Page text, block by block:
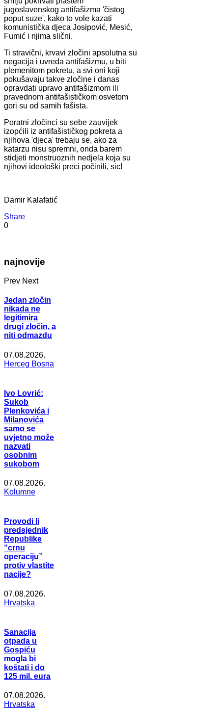
jugoslavenskog antifašizma 'čistog
poput suze', kako to vole kazati
komunistička djeca Josipović, Mesić,
Fumić i njima slični.
Ti stravični, krvavi zločini apsolutna su
negacija i uvreda antifašizmu, u biti
plemenitom pokretu, a svi oni koji
pokušavaju takve zločine i danas
opravdati upravo antifašizmom ili
pravednom antifašističkom osvetom
gori su od samih fašista.
Poratni zločinci su sebe zauvijek
izopćili iz antifašističkog pokreta a
njihova 'djeca' trebaju se, ako za
katarzu nisu spremni, onda barem
stidjeti monstruoznih nedjela koja su
njihovi ideološki preci počinili, sic!
Damir Kalafatić
Share
0
najnovije
Prev Next
Jedan zločin
nikada ne
legitimira
drugi zločin, a
niti odmazdu
07.08.2026.
Herceg Bosna
Ivo Lovrić:
Sukob
Plenkovića i
Milanovića
samo se
uvjetno može
nazvati
osobnim
sukobom
07.08.2026.
Kolumne
Provodi li
predsjednik
Republike
“crnu
operaciju”
protiv vlastite
nacije?
07.08.2026.
Hrvatska
Sanacija
otpada u
Gospiću
mogla bi
koštati i do
125 mil. eura
07.08.2026.
Hrvatska